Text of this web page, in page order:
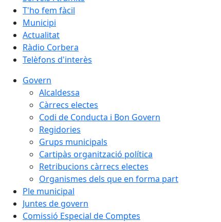
T'ho fem fàcil
Municipi
Actualitat
Ràdio Corbera
Telèfons d'interès
Govern
Alcaldessa
Càrrecs electes
Codi de Conducta i Bon Govern
Regidories
Grups municipals
Cartipàs organització política
Retribucions càrrecs electes
Organismes dels que en forma part
Ple municipal
Juntes de govern
Comissió Especial de Comptes